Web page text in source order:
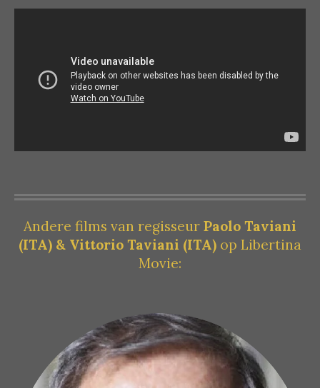
Andere films van regisseur Paolo Taviani
(ITA) & Vittorio Taviani (ITA) op Libertina
Movie: